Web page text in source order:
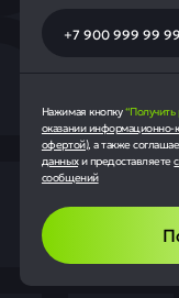
Нажимая кнопку
оказании информационно-
офертой), а также
данныхи предоставляете
сообщений